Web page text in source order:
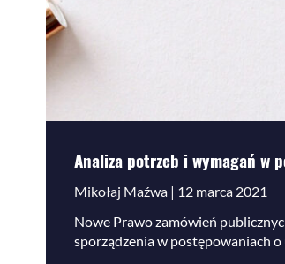
Analiza potrzeb i wymagań w
Mikołaj Maźwa | 12 marca 2021
Nowe Prawo zamówień
sporządzenia w postępowaniach